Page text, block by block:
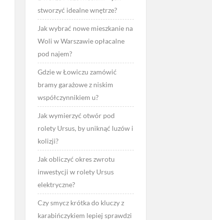
stworzyć idealne wnętrze?
Jak wybrać nowe mieszkanie na
Woli w Warszawie opłacalne
pod najem?
Gdzie w Łowiczu zamówić
bramy garażowe z niskim
współczynnikiem u?
Jak wymierzyć otwór pod
rolety Ursus, by uniknąć luzów i
kolizji?
Jak obliczyć okres zwrotu
inwestycji w rolety Ursus
elektryczne?
Czy smycz krótka do kluczy z
karabińczykiem lepiej sprawdzi